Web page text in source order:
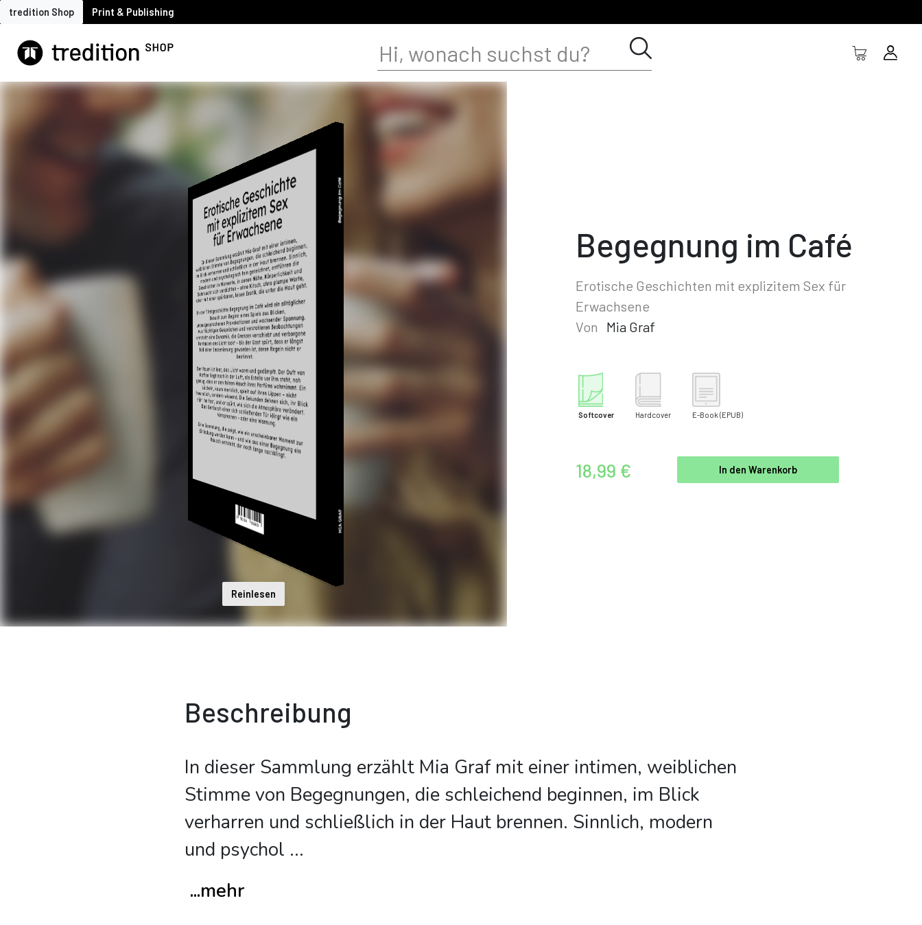
tredition Shop Print & Publishing
Reinlesen
Begegnung im Café
Erotische Geschichten mit explizitem Sex für
Erwachsene
Von
Mia Graf
Softcover Hardcover E-Book (EPUB)
18,99 € In den Warenkorb
Beschreibung
In dieser Sammlung erzählt Mia Graf mit einer intimen, weiblichen
Stimme von Begegnungen, die schleichend beginnen, im Blick
verharren und schließlich in der Haut brennen. Sinnlich, modern
und psychol ...
...mehr